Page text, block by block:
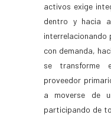
activos exige
dentro y hacia
interrelacionando
con demanda,
se transforme
proveedor
a moverse de
participando de